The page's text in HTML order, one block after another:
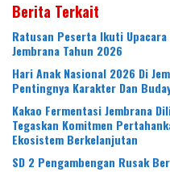
Berita Terkait
Ratusan Peserta Ikuti
Jembrana Tahun 2026
Hari Anak Nasional 2026 Di
Pentingnya Karakter Dan
Kakao Fermentasi Jembrana
Tegaskan Komitmen
Ekosistem Berkelanjutan
SD 2 Pengambengan Rusak